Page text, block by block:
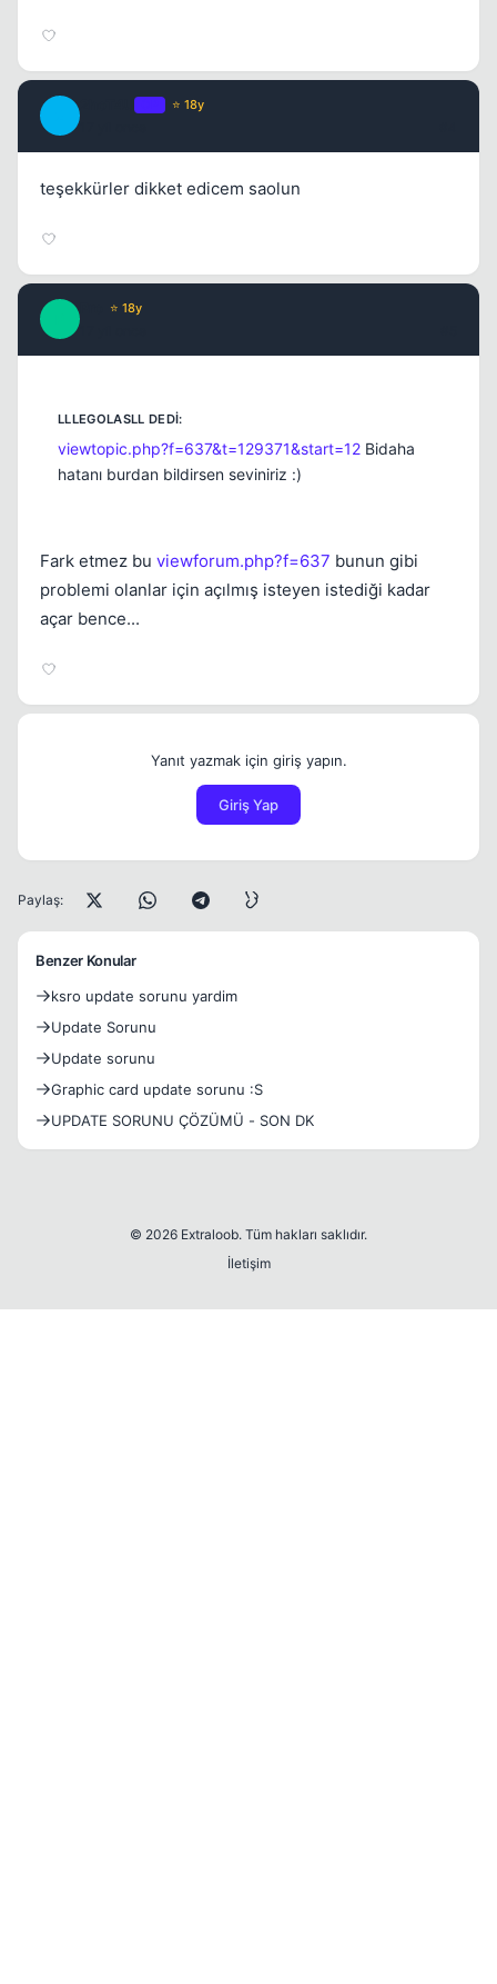
⭐ 18y
teşekkürler dikket edicem saolun
⭐ 18y
viewtopic.php?f=637&t=129371&start=12 Bidaha
hatanı burdan bildirsen seviniriz :)
Fark etmez bu viewforum.php?f=637 bunun gibi
problemi olanlar için açılmış isteyen istediği kadar
açar bence...
Yanıt yazmak için giriş yapın.
Giriş Yap
Paylaş:
Benzer Konular
ksro update sorunu yardim
Update Sorunu
Update sorunu
Graphic card update sorunu :S
UPDATE SORUNU ÇÖZÜMÜ - SON DK
© 2026 Extraloob. Tüm hakları saklıdır.
İletişim